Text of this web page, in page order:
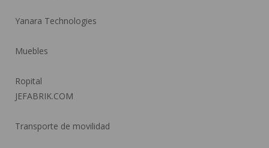
Yanara Technologies
Muebles
Ropital
JEFABRIK.COM
Transporte de movilidad